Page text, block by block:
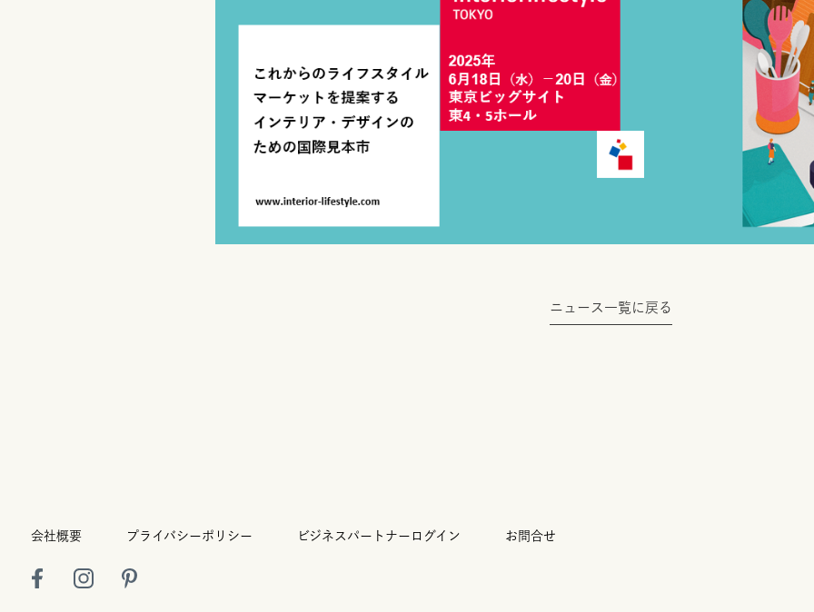
ニュース一覧に戻る
会社概要 プライバシーポリシー ビジネスパートナーログイン お問合せ